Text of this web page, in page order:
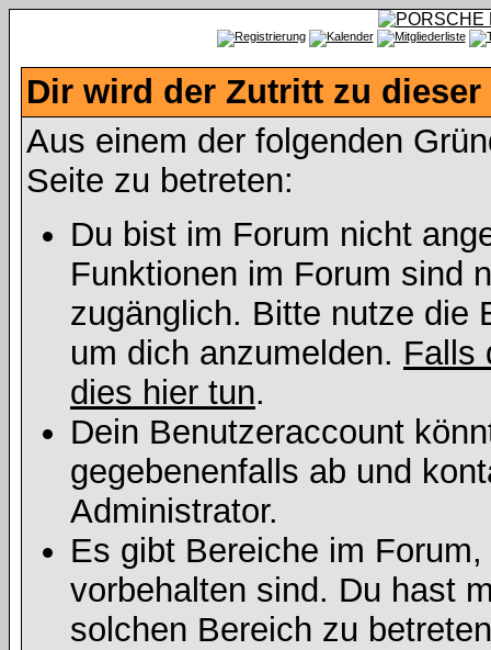
Dir wird der Zutritt zu dieser
Aus einem der folgenden
Seite zu betreten:
Du bist im Forum nicht
Funktionen im Forum sind
zugänglich. Bitte nutze die
um dich anzumelden. Falls
dies hier tun.
Dein Benutzeraccount
gegebenenfalls ab und
Administrator.
Es gibt Bereiche im
vorbehalten sind. Du hast
solchen Bereich zu